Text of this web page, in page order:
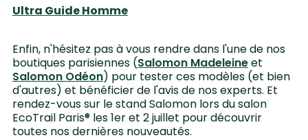
Ultra Guide Homme
Enfin, n'hésitez pas à vous rendre dans l'une de nos
boutiques parisiennes (Salomon Madeleineet
Salomon Odéon) pour tester ces modèles (et bien
d'autres) et bénéficier de l'avis de nos experts. Et
rendez-vous sur le stand Salomon lors du salon
EcoTrail Paris® les 1er et 2 juillet pour découvrir
toutes nos dernières nouveautés.